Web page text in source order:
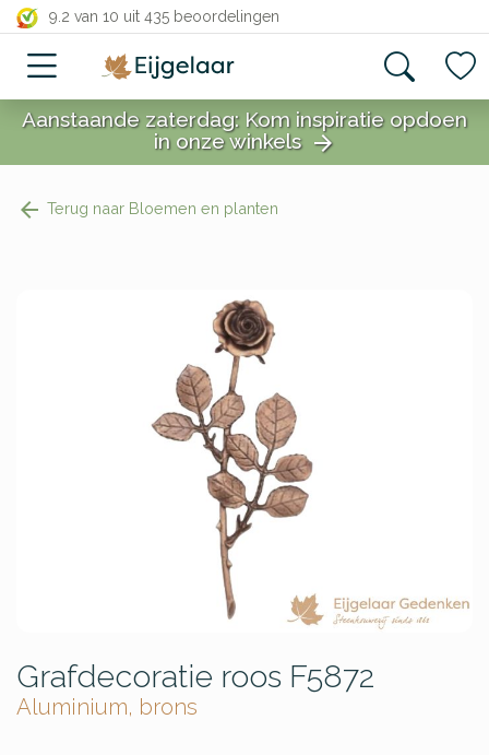
9.2 van 10 uit 435 beoordelingen
close
close
Aanstaande zaterdag: Kom inspiratie opdoen
in onze winkels arrow_forward
Terug naar Bloemen en planten
Grafdecoratie roos F5872
Aluminium, brons